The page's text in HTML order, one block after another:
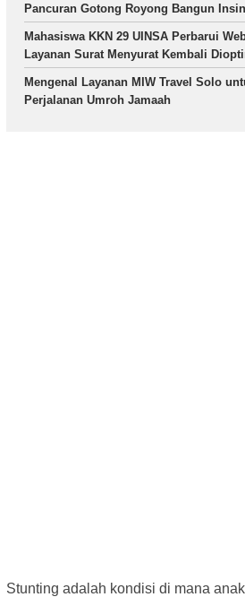
Pancuran Gotong Royong Bangun
Mahasiswa KKN 29 UINSA Perbarui
Layanan Surat Menyurat Kembali
Mengenal Layanan MIW Travel Solo
Perjalanan Umroh Jamaah
Stunting adalah kondisi di mana